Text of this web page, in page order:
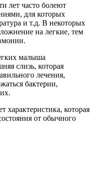
лет часто болеют
для которых
и т.д. В некоторых
на легкие, тем
малыша
слизь, которая
лечения,
бактерии,
характеристика, которая
от обычного